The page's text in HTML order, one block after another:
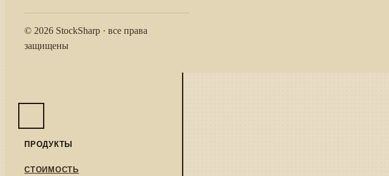
© 2026 StockSharp · все права
защищены
ПРОДУКТЫ
СТОИМОСТЬ